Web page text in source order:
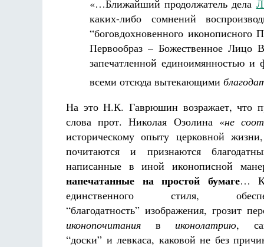
«…Ближайший продолжатель дела
каких-либо сомнений
“боговдохновенного
Первообраз – Божественное Лицо
запечатленной единоимянностью и
всеми отсюда вытекающими
На это Н.К. Гаврюшин возражает, что
слова прот. Николая Озолина «не
историческому опыту церковной
почитаются и признаются
написанные в иной иконописной
напечатанные на простой бумаге…
единственного стиля,
“благодатность” изображения, грозит
иконопочитания в иконолатрию,
“доски” и левкаса, каковой не без